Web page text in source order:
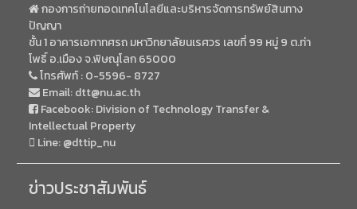
กองการถ่ายทอดเทคโนโลยีและบริหารจัดการทรัพย์สินทาง
ปัญญา
ชั้น 1 อาคารเอกาทศรถ มหาวิทยาลัยนเรศวร เลขที่ 99 หมู่ 9 ต.ท่า
โพธิ์ อ.เมือง จ.พิษณุโลก 65000
โทรศัพท์ :0-5596- 8727
Email:dtt@nu.ac.th
Facebook:Division of Technology Transfer &
Intellectual Property
Line:@dttip_nu
ข่าวประชาสัมพันธ์